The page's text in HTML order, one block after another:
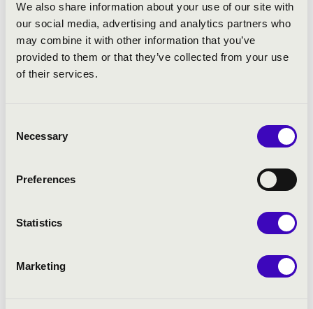
We also share information about your use of our site with
our social media, advertising and analytics partners who
may combine it with other information that you’ve
provided to them or that they’ve collected from your use
of their services.
Selection
Necessary
Preferences
Statistics
Marketing